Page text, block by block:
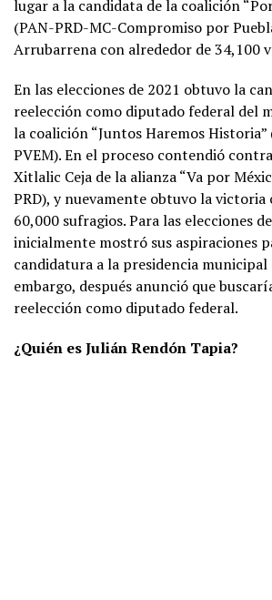
lugar a la candidata de la coalición
(PAN-PRD-MC-Compromiso por
Arrubarrena con alrededor de 34,100
En las elecciones de 2021 obtuvo la
reelección como diputado federal del
la coalición “Juntos Haremos
PVEM). En el proceso contendió
Xitlalic Ceja de la alianza “Va por
PRD), y nuevamente obtuvo la victoria
60,000 sufragios. Para las elecciones
inicialmente mostró sus aspiraciones
candidatura a la presidencia municipal
embargo, después anunció que
reelección como diputado federal.
¿Quién es Julián Rendón Tapia?